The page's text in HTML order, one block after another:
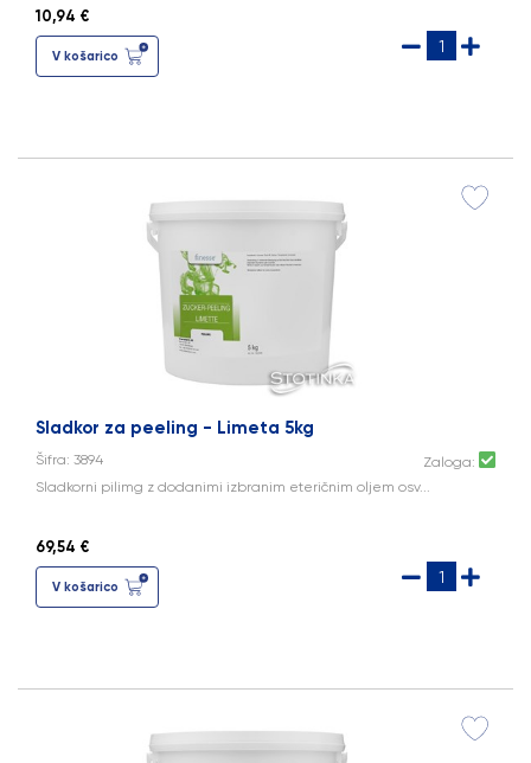
10,94 €
V košarico
Sladkor za peeling - Limeta 5kg
Šifra: 3894
Zaloga:
Sladkorni pilimg z dodanimi izbranim eteričnim oljem osv...
69,54 €
V košarico